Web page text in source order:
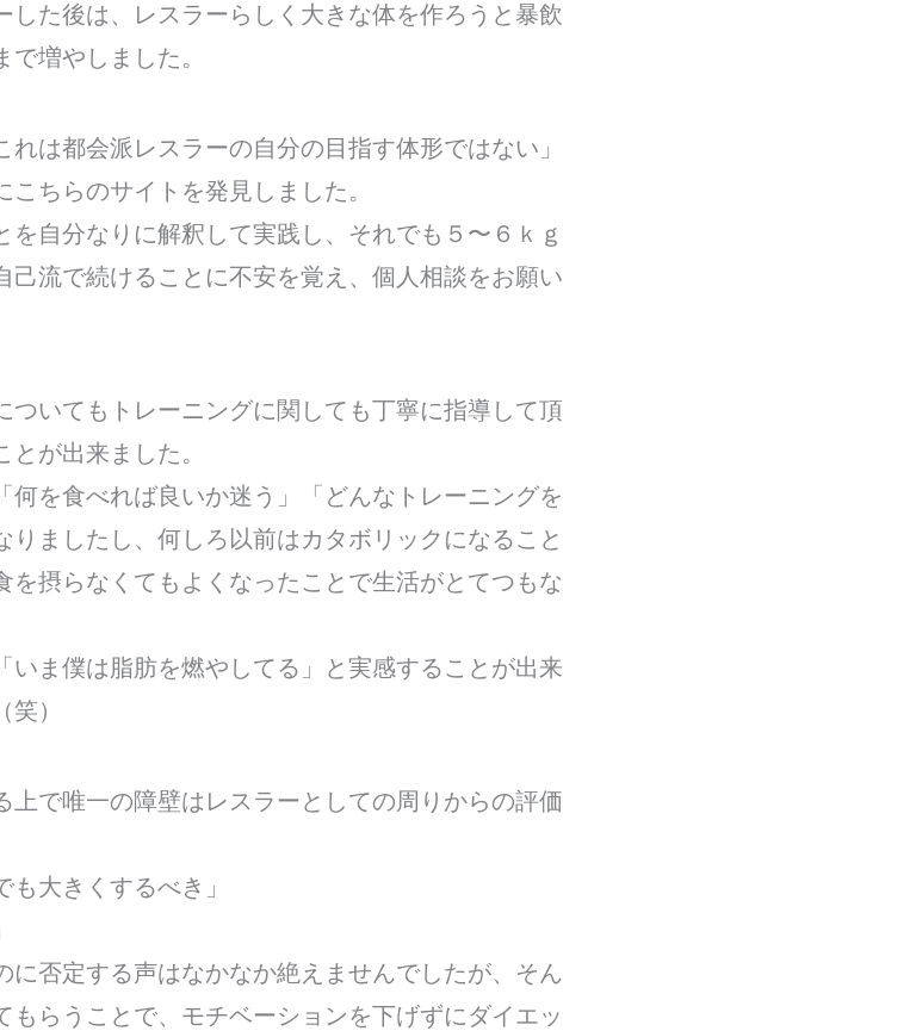
した後は、レスラーらしく大きな体を作ろうと暴飲
増やしました。
れは都会派レスラーの自分の目指す体形ではない」
ちらのサイトを発見しました。
自分なりに解釈して実践し、それでも５〜６ｋｇ
己流で続けることに不安を覚え、個人相談をお願い
ついてもトレーニングに関しても丁寧に指導して頂
が出来ました。
何を食べれば良いか迷う」「どんなトレーニングを
りましたし、何しろ以前はカタボリックになること
を摂らなくてもよくなったことで生活がとてつもな
いま僕は脂肪を燃やしてる」と実感することが出来
）
上で唯一の障壁はレスラーとしての周りからの評価
も大きくするべき」
に否定する声はなかなか絶えませんでしたが、そん
もらうことで、モチベーションを下げずにダイエッ